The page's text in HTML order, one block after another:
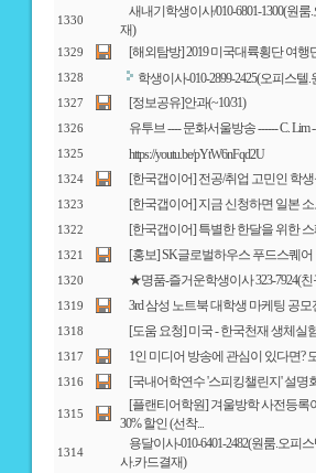
1330
새내기학생이사/010-6801-1300(원
재)
1329 [해외탐방] 2019 미국대륙횡단 여행
1328 학생이사-010-2899-2425(오피스
1327 [정보공유]안과(~10/31)
1326 유투브 ---- 문화서울방송 ------ C. Lim
1325 https://youtu.be/pYtW6nFqd2U
1324 [한국갭이어] 전공/취업 고민인 학
1323 [한국갭이어] 지금 신청하면 일본
1322 [한국갭이어] 특별한 한달을 위한
1321 [홍보] SK글로벌하우스 푸드스퀘어
1320 ★명품-즐거운학생이사 323-7924(
1319 3rd 삼성 노트북 대학생 마케팅 공모
1318 [도움 요청] 미국 - 한국천재 생체실
1317 1인 미디어 방송에 관심이 있다면?
1316 [국내어학연수 '스피킹챌린지' 설명
1315
[플랜티어학원] 겨울방학 사전등록
30% 할인 (선착...
1314
용달이사-010-6401-2482(원룸.오피
사.카드결재)